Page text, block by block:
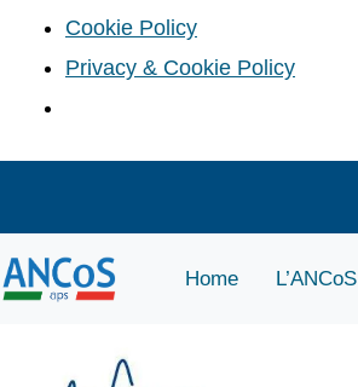
Cookie Policy
Privacy & Cookie Policy
Home L’ANCoS